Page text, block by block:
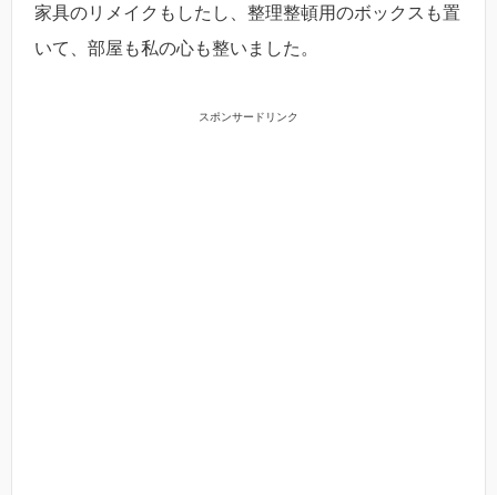
家具のリメイクもしたし、整理整頓用のボックスも置
いて、部屋も私の心も整いました。
スポンサードリンク